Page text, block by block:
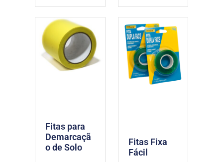
Fitas para
Demarcaçã
o de Solo
Fitas Fixa
Fácil